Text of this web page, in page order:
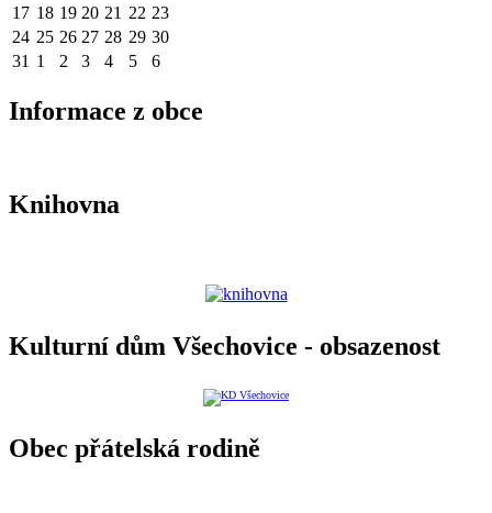
17 18 19 20 21 22 23
24 25 26 27 28 29 30
31 1 2 3 4 5 6
Informace z obce
Knihovna
Kulturní dům Všechovice - obsazenost
Obec přátelská rodině